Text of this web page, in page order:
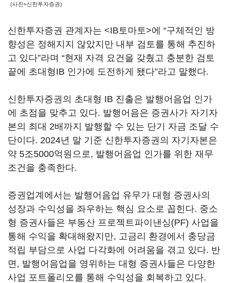
(사진=신한투자증권)
신한투자증권 관계자는 <IB토마토>에 “구체적인 방
향성은 정해지지 않았지만 내부 검토를 통해 추진하
고 있다”라며 “현재 자격 요건을 갖췄고 충분한 검토
끝에 초대형IB 인가에 도전하게 됐다”라고 말했다.
신한투자증권의 초대형 IB 진출은 발행어음업 인가
에 초점을 맞추고 있다. 발행어음은 증권사가 자기자
본의 최대 2배까지 발행할 수 있는 단기 자금 조달 수
단이다. 2024년 말 기준 신한투자증권의 자기자본은
약 5조5000억원으로, 발행어음업 인가를 위한 재무
조건을 충족한다.
증권업계에서는 발행어음업 유무가 대형 증권사의
성장과 수익성을 좌우하는 핵심 요소로 꼽힌다. 중소
형 증권사들은 부동산 프로젝트파이낸싱(PF) 사업을
통해 수익을 확대해왔지만, 고금리 환경에서 충당금
적립 부담으로 사업 다각화에 어려움을 겪고 있다. 반
면, 발행어음업을 영위하는 대형 증권사들은 다양한
사업 포트폴리오를 통해 수익성을 회복하고 있다.